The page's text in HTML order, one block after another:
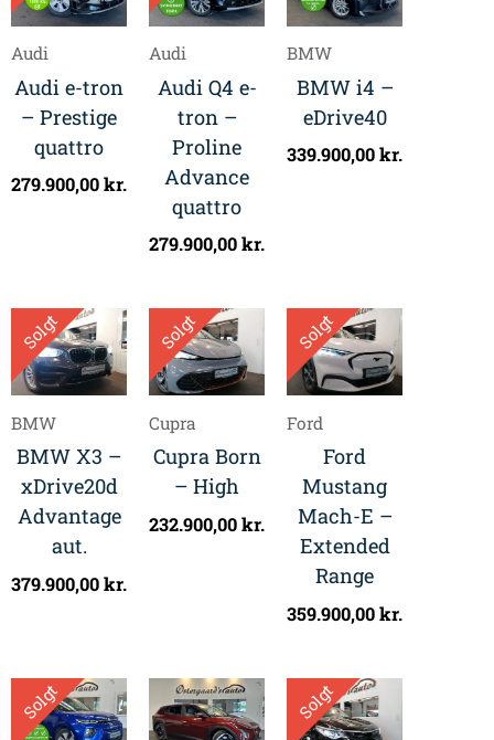
Audi
Audi e-tron
– Prestige
quattro
279.900,00kr.
Audi
Audi Q4 e-
tron –
Proline
Advance
quattro
279.900,00kr.
BMW
BMW i4 –
eDrive40
339.900,00kr.
Solgt
BMW
BMW X3 –
xDrive20d
Advantage
aut.
379.900,00kr.
Solgt
Cupra
Cupra Born
– High
232.900,00kr.
Solgt
Ford
Ford
Mustang
Mach-E –
Extended
Range
359.900,00kr.
Solgt Solgt